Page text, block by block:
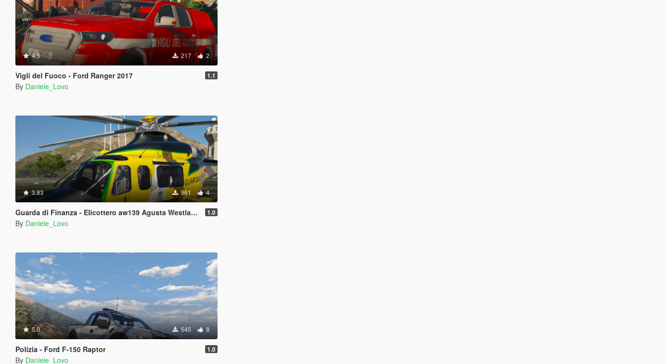
4.5 217 2
Vigli del Fuoco - Ford Ranger 2017 1.1
By Daniele_Lovo
3.83 961 4
Guarda di Finanza - Elicottero aw139 Agusta Westlands Helicopter 1.0
By Daniele_Lovo
5.0 545 8
Polizia - Ford F-150 Raptor 1.0
By Daniele_Lovo